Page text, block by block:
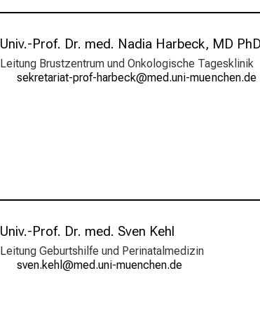
Univ.-Prof. Dr. med. Nadia Harbeck, MD PhD
Leitung Brustzentrum und Onkologische Tagesklinik
ciopibgplgbhöpüDw_zgnpjiyo
vimsful_vfiWuyziu m;i
Univ.-Prof. Dr. med. Sven Kehl
Leitung Geburtshilfe und Perinatalmedizin
cqiu:eoizä
Wvim;sfulrvfiuyziuD/mi